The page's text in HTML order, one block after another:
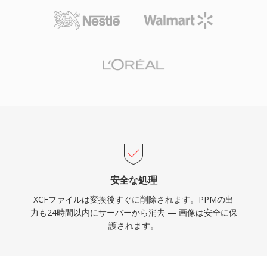
安全な処理
XCFファイルは変換後すぐに削除されます。PPMの出
力も24時間以内にサーバーから消去 — 画像は安全に保
護されます。